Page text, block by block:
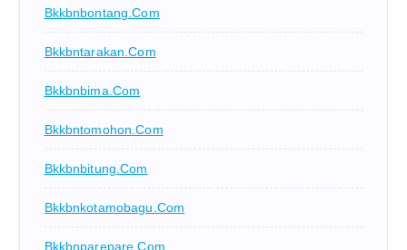
Bkkbnbontang.com
Bkkbntarakan.com
Bkkbnbima.com
Bkkbntomohon.com
Bkkbnbitung.com
Bkkbnkotamobagu.com
Bkkbnparepare.com